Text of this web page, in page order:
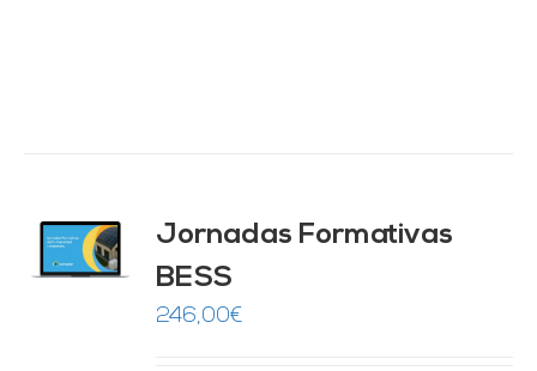
Jornadas Formativas
BESS
246,00€